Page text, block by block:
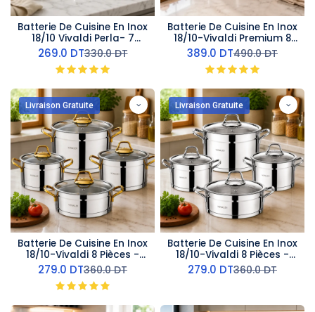
Batterie De Cuisine En Inox
18/10 Vivaldi Perla- 7
pièces - Doré
269.0 DT330.0DT
Batterie De Cuisine En Inox
18/10-Vivaldi Premium 8
Pièces - Argent
389.0 DT490.0DT
Livraison Gratuite
Batterie De Cuisine En Inox
18/10-Vivaldi 8 Pièces -
Doré
279.0 DT360.0DT
Livraison Gratuite
Batterie De Cuisine En Inox
18/10-Vivaldi 8 Pièces -
Argent
279.0 DT360.0DT